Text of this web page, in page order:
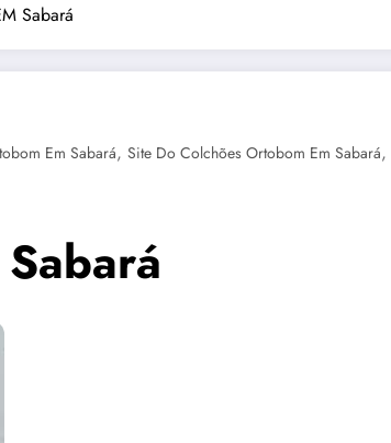
Sabará
Em Sabará, Site Do Colchões Ortobom Em Sabará,